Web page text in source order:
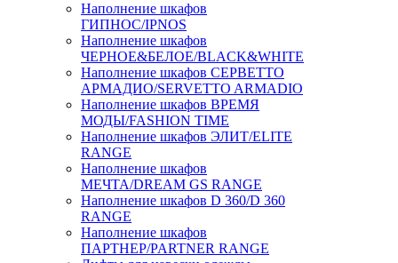
Наполнение шкафов
ГИПНОС/IPNOS
Наполнение шкафов
ЧЕРНОЕ&БЕЛОЕ/BLACK&WHITE
Наполнение шкафов СЕРВЕТТО
АРМАДИО/SERVETTO ARMADIO
Наполнение шкафов ВРЕМЯ
МОДЫ/FASHION TIME
Наполнение шкафов ЭЛИТ/ELITE
RANGE
Наполнение шкафов
МЕЧТА/DREAM GS RANGE
Наполнение шкафов D 360/D 360
RANGE
Наполнение шкафов
ПАРТНЕР/PARTNER RANGE